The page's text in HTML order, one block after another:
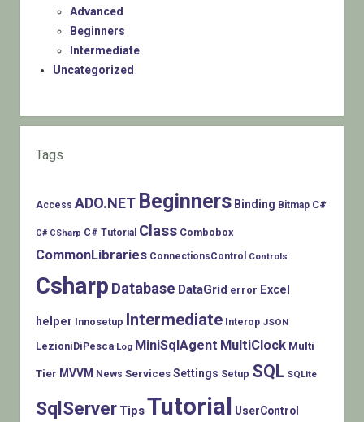
Advanced
Beginners
Intermediate
Uncategorized
Tags
Access ADO.NET Beginners Binding Bitmap C#
C# CSharp C# Tutorial Class Combobox
CommonLibraries ConnectionsControl Controls
Csharp Database DataGrid error Excel
helper Innosetup Intermediate Interop JSON
LezioniDiPesca Log MiniSqlAgent MultiClock Multi
Tier MVVM News Services Settings Setup SQL SQLite
SqlServer TipsTutorial UserControl